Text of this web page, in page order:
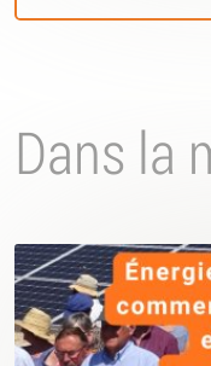
Dans la